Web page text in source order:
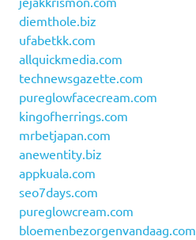
diemthole.biz
ufabetkk.com
allquickmedia.com
technewsgazette.com
pureglowfacecream.com
kingofherrings.com
mrbetjapan.com
anewentity.biz
appkuala.com
seo7days.com
pureglowcream.com
bloemenbezorgenvandaag.com